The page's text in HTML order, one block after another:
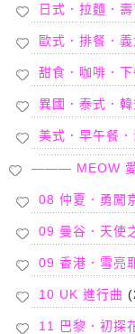
日式．拉麵．壽
歐式．排餐．
甜食．咖啡．
異國．泰式．韓
美式．早午餐．
——— MEOW
08 仲夏．勇闖
09 曼谷．天使
09 香港．雪亮
10 UK 進行曲
11 巴黎．初探